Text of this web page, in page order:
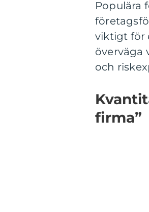
Populära
viktigt för
överväga
och
firma”